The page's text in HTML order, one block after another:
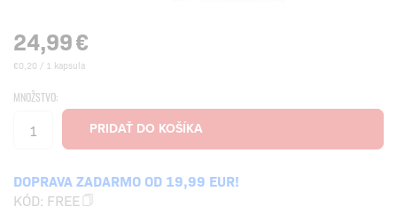
24,99€
€0,20 / 1 kapsula
MNOŽSTVO:
DOPRAVA ZADARMO OD 19,99 EUR!
KÓD: FREE